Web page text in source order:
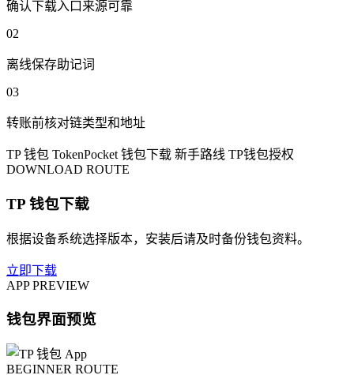
确认下载入口来源可靠
02
离线保存助记词
03
转账前核对链类型和地址
TP 钱包 TokenPocket 钱包下载 新手路线 TP钱包授权
DOWNLOAD ROUTE
TP 钱包下载
根据设备系统选择版本，安装后请及时备份钱包资料。
立即下载
APP PREVIEW
钱包界面预览
BEGINNER ROUTE